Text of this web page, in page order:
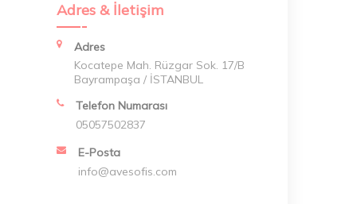
Adres & İletişim
Adres
Kocatepe Mah. Rüzgar Sok. 17/B
Bayrampaşa / İSTANBUL
Telefon Numarası
05057502837
E-Posta
info@avesofis.com